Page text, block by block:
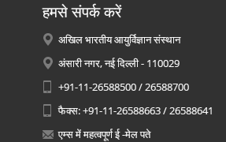
हमसे संपर्क करें
अखिल भारतीय आयुर्विज्ञान संस्थान
अंसारी नगर, नई दिल्ली - 110029
+91-11-26588500 / 26588700
फैक्स: +91-11-26588663 / 26588641
एम्स में महत्वपूर्ण ई -मेल पते